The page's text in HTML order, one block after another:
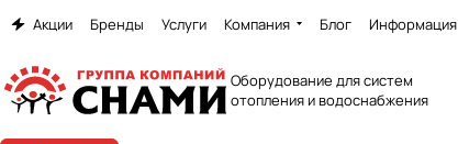
Акции Бренды Услуги Компания Блог Информация
Оборудование для систем
отопления и водоснабжения